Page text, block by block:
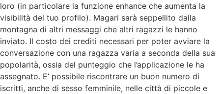
loro (in particolare la funzione enhance che aumenta la
visibilità del tuo profilo). Magari sarà seppellito dalla
montagna di altri messaggi che altri ragazzi le hanno
inviato. Il costo dei crediti necessari per poter avviare la
conversazione con una ragazza varia a seconda della sua
popolarità, ossia del punteggio che l’applicazione le ha
assegnato. E’ possibile riscontrare un buon numero di
iscritti, anche di sesso femminile, nelle città di piccole e